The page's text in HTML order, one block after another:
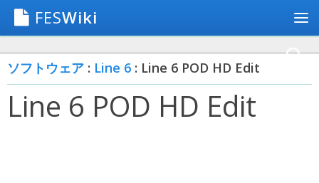
FESWiki
ソフトウェア : Line 6 : Line 6 POD HD Edit
Line 6 POD HD Edit